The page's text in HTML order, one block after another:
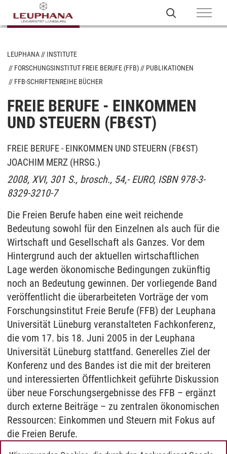
LEUPHANA
INSTITUTE
FORSCHUNGSINSTITUT FREIE BERUFE (FFB)
PUBLIKATIONEN
FFB-SCHRIFTENREIHE BÜCHER
FREIE BERUFE - EINKOMMEN
UND STEUERN (FB€ST)
FREIE BERUFE - EINKOMMEN UND STEUERN (FB€ST)
JOACHIM MERZ (HRSG.)
2008, XVI, 301 S., brosch., 54,- EURO, ISBN 978-3-
8329-3210-7
Die Freien Berufe haben eine weit reichende
Bedeutung sowohl für den Einzelnen als auch für die
Wirtschaft und Gesellschaft als Ganzes. Vor dem
Hintergrund auch der aktuellen wirtschaftlichen
Lage werden ökonomische Bedingungen zukünftig
noch an Bedeutung gewinnen. Der vorliegende Band
veröffentlicht die überarbeiteten Vorträge der vom
Forschungsinstitut Freie Berufe (FFB) der Leuphana
Universität Lüneburg veranstalteten Fachkonferenz,
die vom 17. bis 18. Juni 2005 in der Leuphana
Universität Lüneburg stattfand. Generelles Ziel der
Konferenz und des Bandes ist die mit der breiteren
und interessierten Öffentlichkeit geführte Diskussion
über neue Forschungsergebnisse des FFB – ergänzt
durch externe Beiträge – zu zentralen ökonomischen
Ressourcen: Einkommen und Steuern mit Fokus auf
die Freien Berufe.